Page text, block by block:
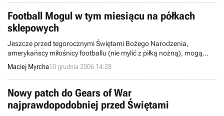
branży elektronicznej rozrywki – Video Game Awards. Właśnie
została ogłoszona lista zwycięzców za rok 2006.
Football Mogul w tym miesiącu na półkach
sklepowych
Jeszcze przed tegorocznymi Świętami Bożego Narodzenia,
amerykańscy miłośnicy footballu (nie mylić z piłką nożną), mogą
spodziewać się kolejnego produktu trafiającego w ich gusta. Będzie
to Football Mogul 2007, produkcji firmy Enlight, który podobnie jak
Baseball Mogul 2007 skupi się raczej na symulacji tego sportu od
strony menadżerskiej.
Maciej Myrcha10 grudnia 2006 14:28
Nowy patch do Gears of War
najprawdopodobniej przed Świętami